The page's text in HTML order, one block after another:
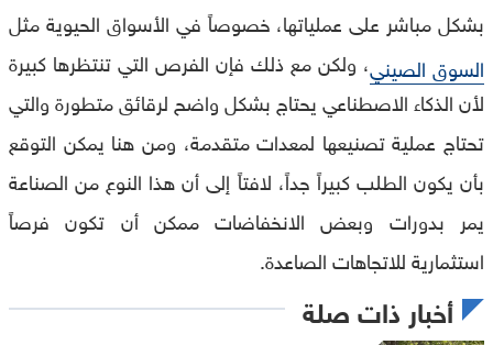
بشكل مباشر على عملياتها، خصوصاً في الأسواق الحيوية مثل
السوق الصيني، ولكن مع ذلك فإن الفرص التي تنتظرها كبيرة
لأن الذكاء الاصطناعي يحتاج بشكل واضح لرقائق متطورة والتي
تحتاج عملية تصنيعها لمعدات متقدمة، ومن هنا يمكن التوقع
بأن يكون الطلب كبيراً جداً، لافتاً إلى أن هذا النوع من الصناعة
يمر بدورات وبعض الانخفاضات ممكن أن تكون فرصاً
استثمارية للاتجاهات الصاعدة.
أخبار ذات صلة